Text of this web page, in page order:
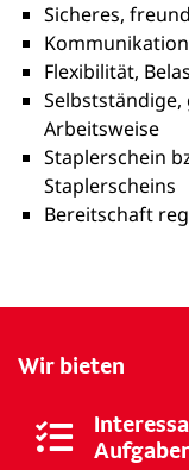
Sicheres,
Flexibilität,
Arbeitsweise
Staplerschein
Staplerscheins
Bereitschaft
Wir bieten